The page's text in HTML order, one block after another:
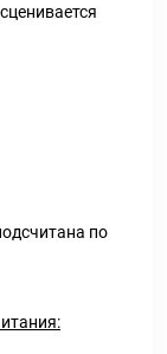
по